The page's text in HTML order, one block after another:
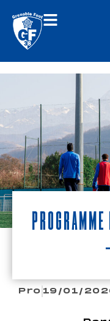
Pro 19/01/